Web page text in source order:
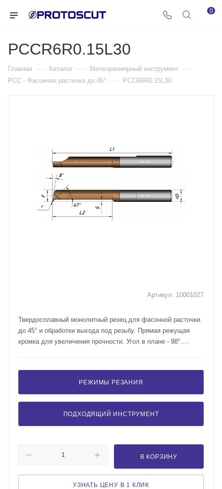
0
PCCR6R0.15L30
Главная — Каталог — Мелкоразмерный инструмент —
PCC - Фасонная расточка до 45° — PCCR6R0.15L30
Артикул: 10001027
Твердосплавный монолитный резец для фасонной расточки
до 45° и обработки выхода под резьбу. Прямая режущая
кромка для увеличения прочности. Угол в плане - 98°.
РЕЖИМЫ РЕЗАНИЯ
ПОДХОДЯЩИЙ ИНСТРУМЕНТ
В КОРЗИНУ
УЗНАТЬ ЦЕНУ В 1 КЛИК